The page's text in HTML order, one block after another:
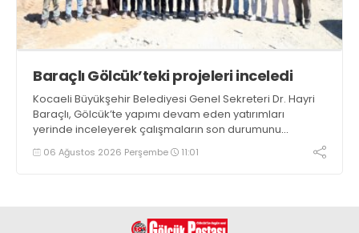
Baraçlı Gölcük’teki projeleri inceledi
Kocaeli Büyükşehir Belediyesi Genel Sekreteri Dr. Hayri
Baraçlı, Gölcük’te yapımı devam eden yatırımları
yerinde inceleyerek çalışmaların son durumunu
değerlendirdi
06 Ağustos 2026 Perşembe 11:01